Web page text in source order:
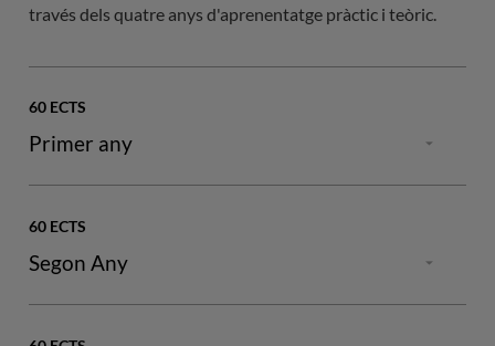
través dels quatre anys d'aprenentatge pràctic i teòric.
60 ECTS
Primer any
60 ECTS
Segon Any